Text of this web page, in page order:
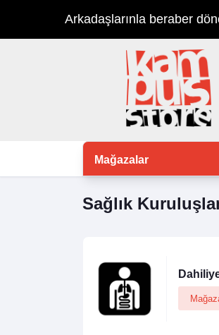
Arkadaşlarınla beraber
Mağazalar
Sağlık